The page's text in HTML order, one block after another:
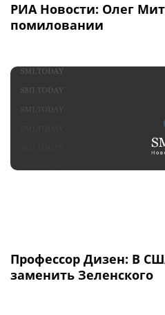
РИА Новости: Олег
помиловании
Профессор Дизен: В
заменить Зеленского